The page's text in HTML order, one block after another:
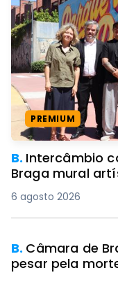
PREMIUM
B. Intercâmbio com
Braga mural
6 agosto 2026
B. Câmara de
pesar pela